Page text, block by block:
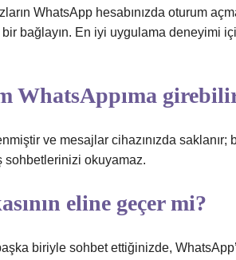
WhatsApp hesabınızda oturum
bağlayın. En iyi uygulama deneyimi
WhatsAppıma
ve mesajlar cihazınızda saklanır;
okuyamaz.
eline geçer mi?
biriyle sohbet ettiğinizde,